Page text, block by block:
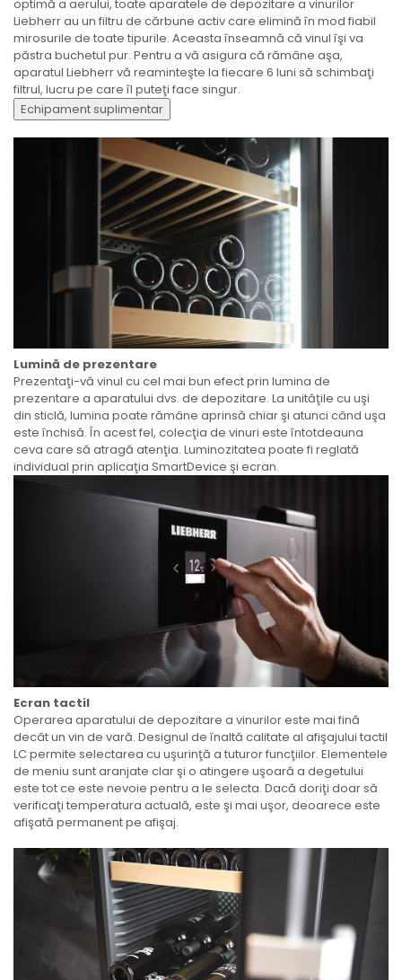
optimă a aerului, toate aparatele de depozitare a vinurilor
Liebherr au un filtru de cărbune activ care elimină în mod fiabil
mirosurile de toate tipurile. Aceasta înseamnă că vinul îşi va
păstra buchetul pur. Pentru a vă asigura că rămâne aşa,
aparatul Liebherr vă reaminteşte la fiecare 6 luni să schimbaţi
filtrul, lucru pe care îl puteţi face singur.
Echipament suplimentar
Lumină de prezentare
Prezentaţi-vă vinul cu cel mai bun efect prin lumina de
prezentare a aparatului dvs. de depozitare. La unităţile cu uşi
din sticlă, lumina poate rămâne aprinsă chiar şi atunci când uşa
este închisă. În acest fel, colecţia de vinuri este întotdeauna
ceva care să atragă atenţia. Luminozitatea poate fi reglată
individual prin aplicaţia SmartDevice şi ecran.
Ecran tactil
Operarea aparatului de depozitare a vinurilor este mai fină
decât un vin de vară. Designul de înaltă calitate al afişajului tactil
LC permite selectarea cu uşurinţă a tuturor funcţiilor. Elementele
de meniu sunt aranjate clar şi o atingere uşoară a degetului
este tot ce este nevoie pentru a le selecta. Dacă doriţi doar să
verificaţi temperatura actuală, este şi mai uşor, deoarece este
afişată permanent pe afişaj.